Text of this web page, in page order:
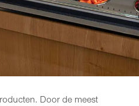
Door de meest